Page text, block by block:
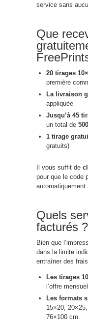
service sans
Que
20 tirages
première
La livraison
appliquée
Jusqu’à 45
un total de
1 tirage
gratuits)
Il vous suffit de
pour que le code
automatiquement
Quels
facturés ?
Bien que
dans la limite
entraîner des
Les tirages
l’offre
Les formats
15×20,
76×100 cm